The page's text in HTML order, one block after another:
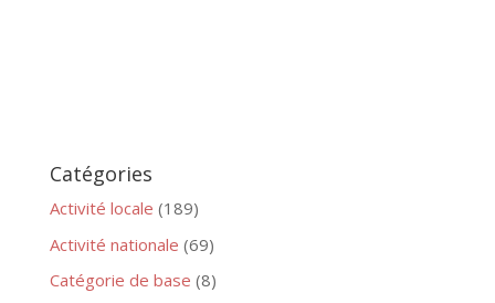
Catégories
Activité locale (189)
Activité nationale (69)
Catégorie de base (8)